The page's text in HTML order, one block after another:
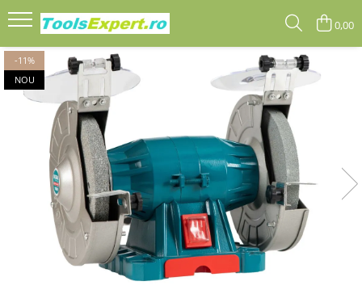
Produse
Total
0,00
-11%
NOU